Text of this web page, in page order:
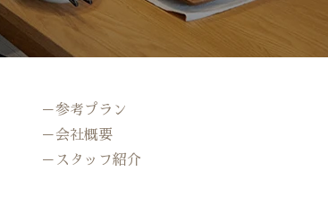
－参考プラン
－会社概要
－スタッフ紹介